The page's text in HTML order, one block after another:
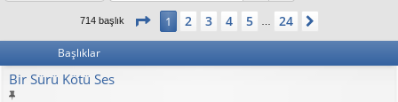
tıl
ar
714 başlık 1 . sayfa (Toplam24sayfa)
1 2 3 4 5 24
Başlıklar
Bir Sürü Kötü Ses